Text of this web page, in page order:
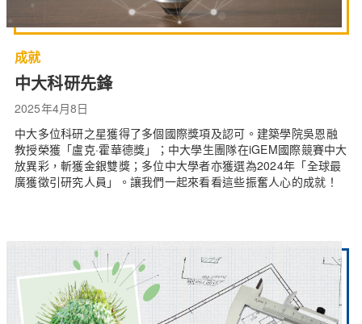
成就
中大科研先鋒
2025年4月8日
中大多位科研之星獲得了多個國際獎項及認可。建築學院吳恩融
教授榮獲「盧克·霍華德獎」；中大學生團隊在iGEM國際競賽中大
放異彩，斬獲金銀雙獎；多位中大學者亦獲選為2024年「全球最
廣獲徵引研究人員」。讓我們一起來看看這些振奮人心的成就！